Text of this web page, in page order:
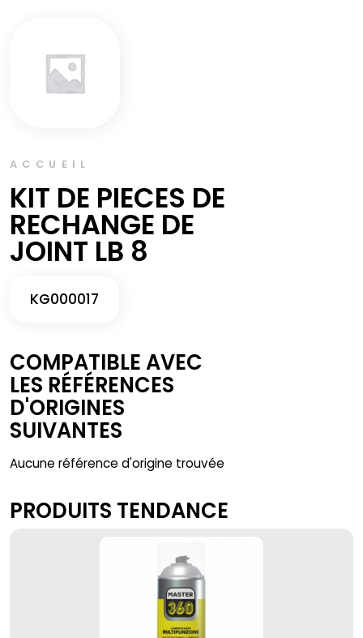
ACCUEIL
KIT DE PIECES DE
RECHANGE DE
JOINT LB 8
KG000017
COMPATIBLE AVEC
LES RÉFÉRENCES
D'ORIGINES
SUIVANTES
Aucune référence d'origine trouvée
PRODUITS TENDANCE